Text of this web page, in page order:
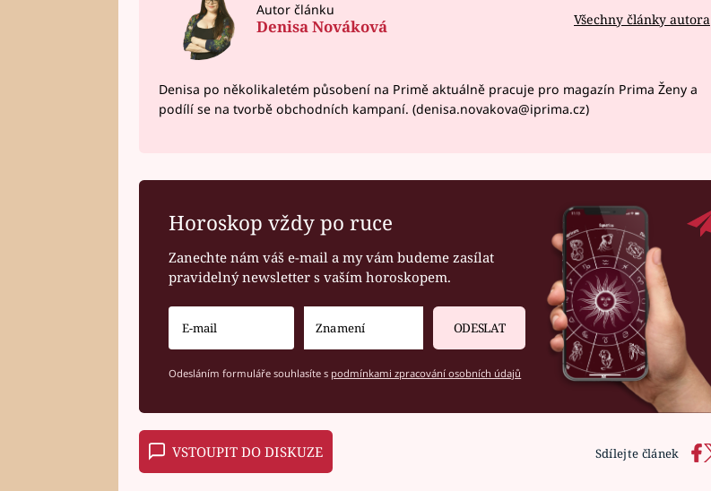
Autor článku
Denisa Nováková Všechny články autora
Denisa po několikaletém působení na Primě aktuálně pracuje pro magazín Prima Ženy a
podílí se na tvorbě obchodních kampaní. (denisa.novakova@iprima.cz)
Horoskop vždy po ruce
Zanechte nám váš e-mail a my vám budeme zasílat
pravidelný newsletter s vaším horoskopem.
ODESLAT
Odesláním formuláře souhlasíte s podmínkami zpracování osobních údajů
VSTOUPIT DO DISKUZE Sdílejte článek